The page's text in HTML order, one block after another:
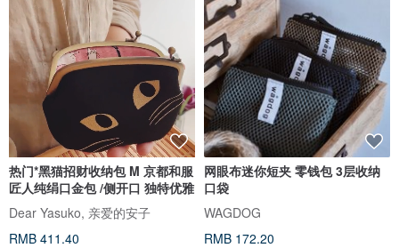
热门*黑猫招财收纳包 M 京都和服
匠人纯绢口金包 /侧开口 独特优雅
Dear Yasuko, 亲爱的安子
RMB 411.40
网眼布迷你短夹 零钱包 3层收纳
口袋
WAGDOG
RMB 172.20